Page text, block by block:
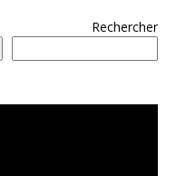
Rechercher